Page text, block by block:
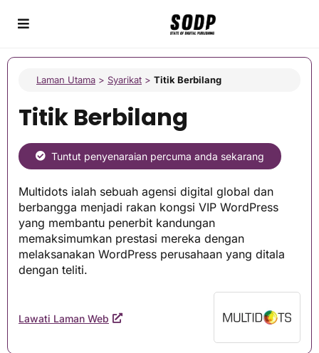
Laman Utama > Syarikat > Titik Berbilang
Titik Berbilang
Tuntut penyenaraian percuma anda sekarang
Multidots ialah sebuah agensi digital global dan
berbangga menjadi rakan kongsi VIP WordPress
yang membantu penerbit kandungan
memaksimumkan prestasi mereka dengan
melaksanakan WordPress perusahaan yang ditala
dengan teliti.
Lawati Laman Web